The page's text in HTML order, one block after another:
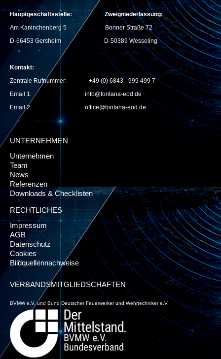
Hauptgeschäftsstelle:
Zweigniederlassung:
Am Kaninchenberg 5 Bonner Straße 72
D-66453 Gersheim D-50389 Wesseling
Kontakt:
Zentrale Rufnummer: +49 (0) 6843 - 999 499 7
Email 1:info@fontana-eod.de
Email 2: office@fontana-eod.de
UNTERNEHMEN
Unternehmen
Team
News
Referenzen
Downloads & Checklisten
RECHTLICHES
Impressum
AGB
Datenschutz
Cookies
Bildquellennachweise
VERBANDSMITGLIEDSCHAFTEN
BVMW e.V. und Bund Deutscher Feuerwerker und Wehrtechniker e.V.